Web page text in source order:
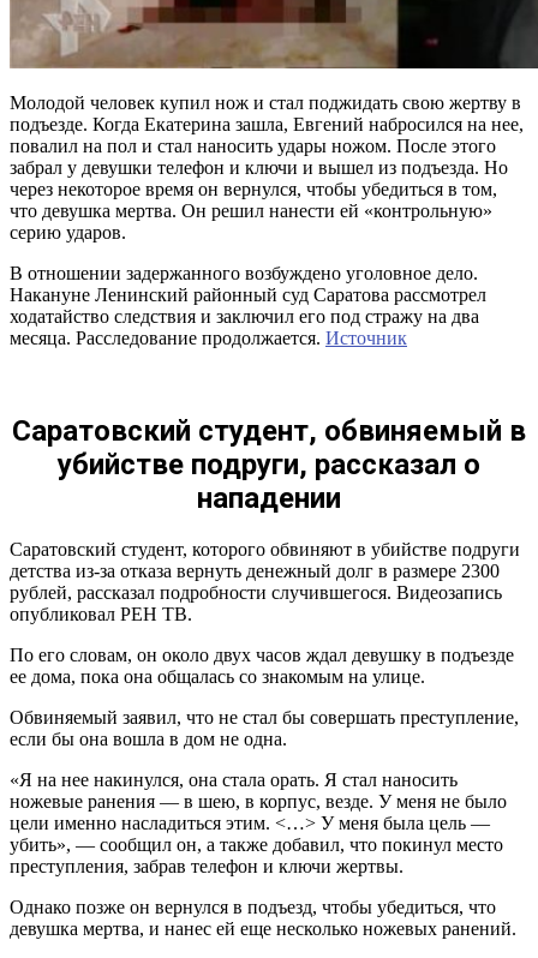
Молодой человек купил нож и стал поджидать свою жертву в
подъезде. Когда Екатерина зашла, Евгений набросился на нее,
повалил на пол и стал наносить удары ножом. После этого
забрал у девушки телефон и ключи и вышел из подъезда. Но
через некоторое время он вернулся, чтобы убедиться в том,
что девушка мертва. Он решил нанести ей «контрольную»
серию ударов.
В отношении задержанного возбуждено уголовное дело.
Накануне Ленинский районный суд Саратова рассмотрел
ходатайство следствия и заключил его под стражу на два
месяца. Расследование продолжается. Источник
Саратовский студент, обвиняемый в
убийстве подруги, рассказал о
нападении
Саратовский студент, которого обвиняют в убийстве подруги
детства из-за отказа вернуть денежный долг в размере 2300
рублей, рассказал подробности случившегося. Видеозапись
опубликовал РЕН ТВ.
По его словам, он около двух часов ждал девушку в подъезде
ее дома, пока она общалась со знакомым на улице.
Обвиняемый заявил, что не стал бы совершать преступление,
если бы она вошла в дом не одна.
«Я на нее накинулся, она стала орать. Я стал наносить
ножевые ранения — в шею, в корпус, везде. У меня не было
цели именно насладиться этим. <…> У меня была цель —
убить», — сообщил он, а также добавил, что покинул место
преступления, забрав телефон и ключи жертвы.
Однако позже он вернулся в подъезд, чтобы убедиться, что
девушка мертва, и нанес ей еще несколько ножевых ранений.